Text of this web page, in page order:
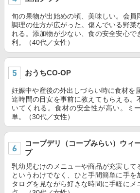
旬の果物が出始めの頃、美味しい。会員
調理の仕方が広がった。傷んでいる野菜
れる。添加物が少ない、食の安全安心で
利。（40代／女性）
おうちCO-OP
妊娠中や産後の外出しづらい時に食材を
達時間の目安を事前に教えてもらえる。
いてくれる。食材の安全性が高い。ミ
単。（30代／女性）
コープデリ（コープみらい）ウィ
プ
乳幼児むけのメニューや商品が充実して
というわけでなく、ひと手間簡単に手を
タログを見ながら好きな時間に手軽にメ